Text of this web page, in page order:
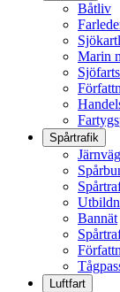
Båtliv
Marin
Spårtrafik
Bannät
Luftfart